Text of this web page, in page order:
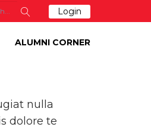
Login
ALUMNI CORNER
nulla
dolore te